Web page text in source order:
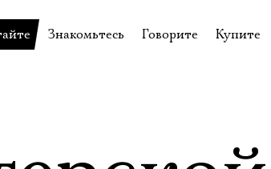
Знакомьтесь
Говорите
Личный приём
Купите
Столик